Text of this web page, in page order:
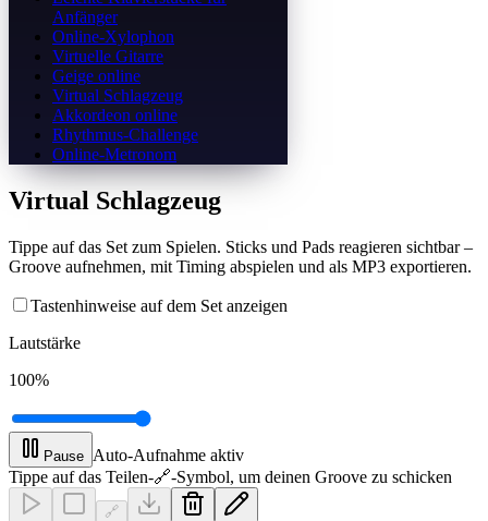
Anfänger
Online-Xylophon
Virtuelle Gitarre
Geige online
Virtual Schlagzeug
Akkordeon online
Rhythmus-Challenge
Online-Metronom
Virtual Schlagzeug
Tippe auf das Set zum Spielen. Sticks und Pads reagieren sichtbar –
Groove aufnehmen, mit Timing abspielen und als MP3 exportieren.
Tastenhinweise auf dem Set anzeigen
Lautstärke
100%
Pause Auto-Aufnahme aktiv
Tippe auf das Teilen-🔗-Symbol, um deinen Groove zu schicken
🔗